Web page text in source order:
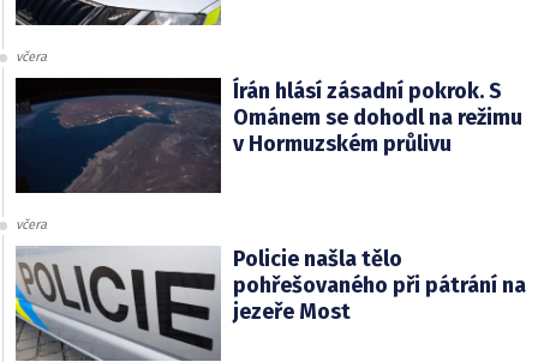
včera
Írán hlásí zásadní pokrok. S
Ománem se dohodl na režimu
v Hormuzském průlivu
včera
Policie našla tělo
pohřešovaného při pátrání na
jezeře Most